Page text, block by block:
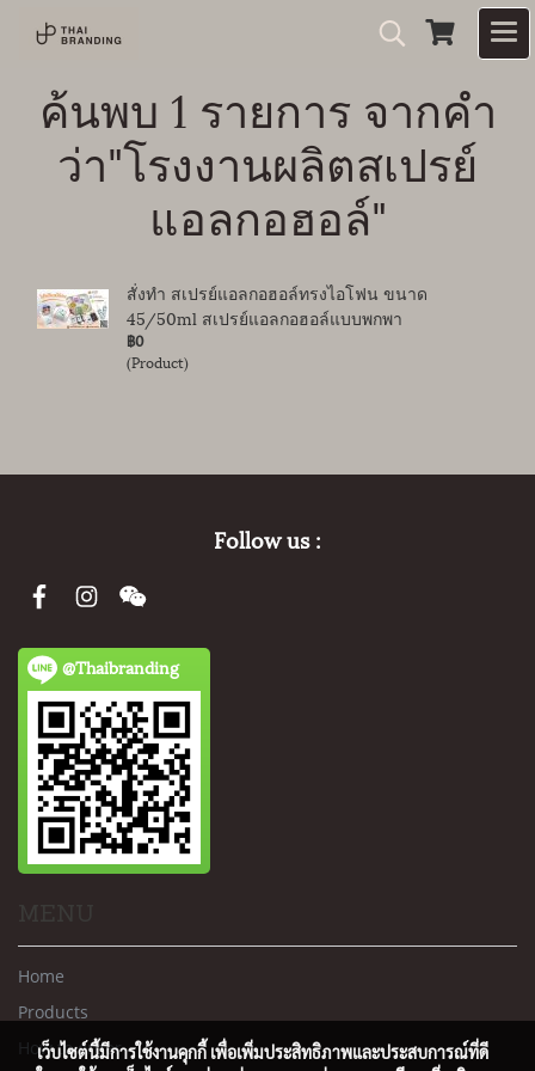
ค้นพบ 1 รายการ จากคำ
ว่า"โรงงานผลิตสเปรย์
แอลกอฮอล์"
สั่งทำ สเปรย์แอลกอฮอล์ทรงไอโฟน ขนาด
45/50ml สเปรย์แอลกอฮอล์แบบพกพา
฿0
(Product)
Follow us :
@Thaibranding
Home
Products
How to order
เว็บไซต์นี้มีการใช้งานคุกกี้ เพื่อเพิ่มประสิทธิภาพและประสบการณ์ที่ดี